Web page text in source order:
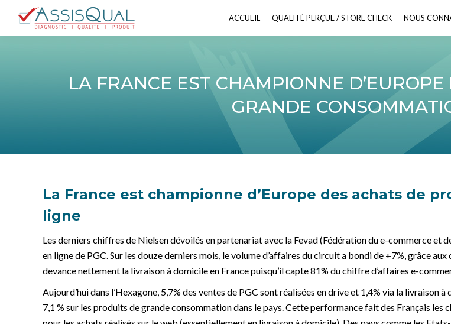
ACCUEIL QUALITÉ PERÇUE / STORE CHECK NOUS
LA FRANCE EST CHAMPIONNE
GRANDE
La France est championne d’Europe des achats de
ligne
Les derniers chiffres de Nielsen dévoilés en partenariat avec la Fevad (Fédération du e-commerce et
en ligne de PGC. Sur les douze derniers mois, le volume d’affaires du circuit a bondi de +7%, grâce
devance nettement la livraison à domicile en France puisqu’il capte 81% du chiffre d’affaires e-
Aujourd’hui dans l’Hexagone, 5,7% des ventes de PGC sont réalisées en drive et 1,4% via la
7,1 % sur les produits de grande consommation dans le pays. Cette performance fait des Français les
ACCUEIL QUALITÉ PERÇUE / STORE CHECK NOUS